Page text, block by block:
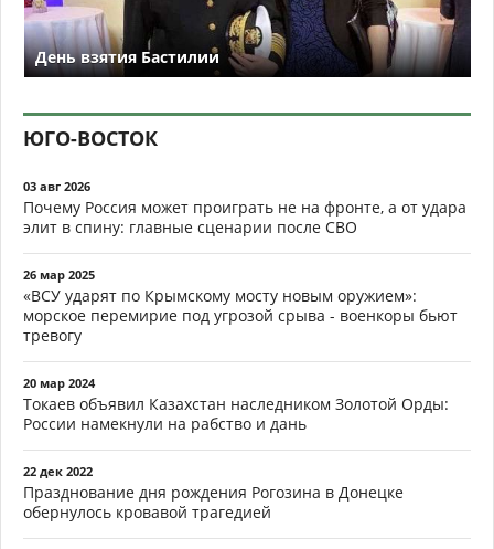
День взятия Бастилии
ЮГО-ВОСТОК
03 авг 2026
Почему Россия может проиграть не на фронте, а от удара
элит в спину: главные сценарии после СВО
26 мар 2025
«ВСУ ударят по Крымскому мосту новым оружием»:
морское перемирие под угрозой срыва - военкоры бьют
тревогу
20 мар 2024
Токаев объявил Казахстан наследником Золотой Орды:
России намекнули на рабство и дань
22 дек 2022
Празднование дня рождения Рогозина в Донецке
обернулось кровавой трагедией